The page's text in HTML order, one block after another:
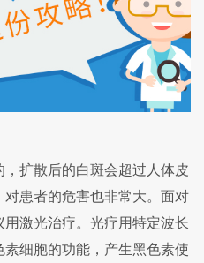
扩散后的白斑会超过人体皮
患者的危害也非常大。面对
激光治疗。光疗用特定波长
细胞的功能，产生黑色素使